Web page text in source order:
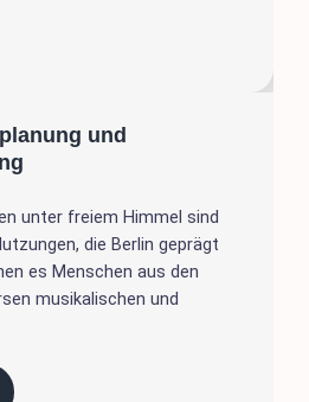
und
unter freiem Himmel sind
die Berlin geprägt
es Menschen aus den
musikalischen und